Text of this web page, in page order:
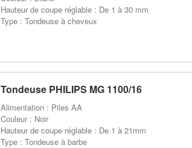
Hauteur de coupe réglable : De 1 à 30 mm
Type : Tondeuse à cheveux
Tondeuse PHILIPS MG 1100/16
Alimentation : Piles AA
Couleur : Noir
Hauteur de coupe réglable : De 1 à 21mm
Type : Tondeuse à barbe